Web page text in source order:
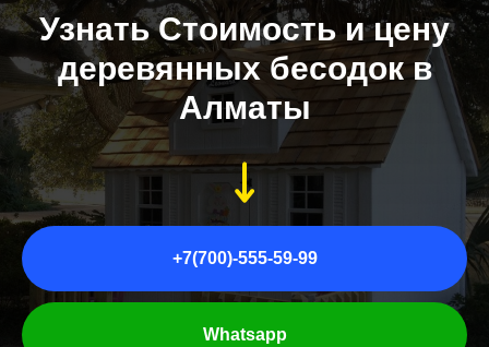
Узнать Стоимость и цену
деревянных бесодок в
Алматы
+7(700)-555-59-99
Whatsapp